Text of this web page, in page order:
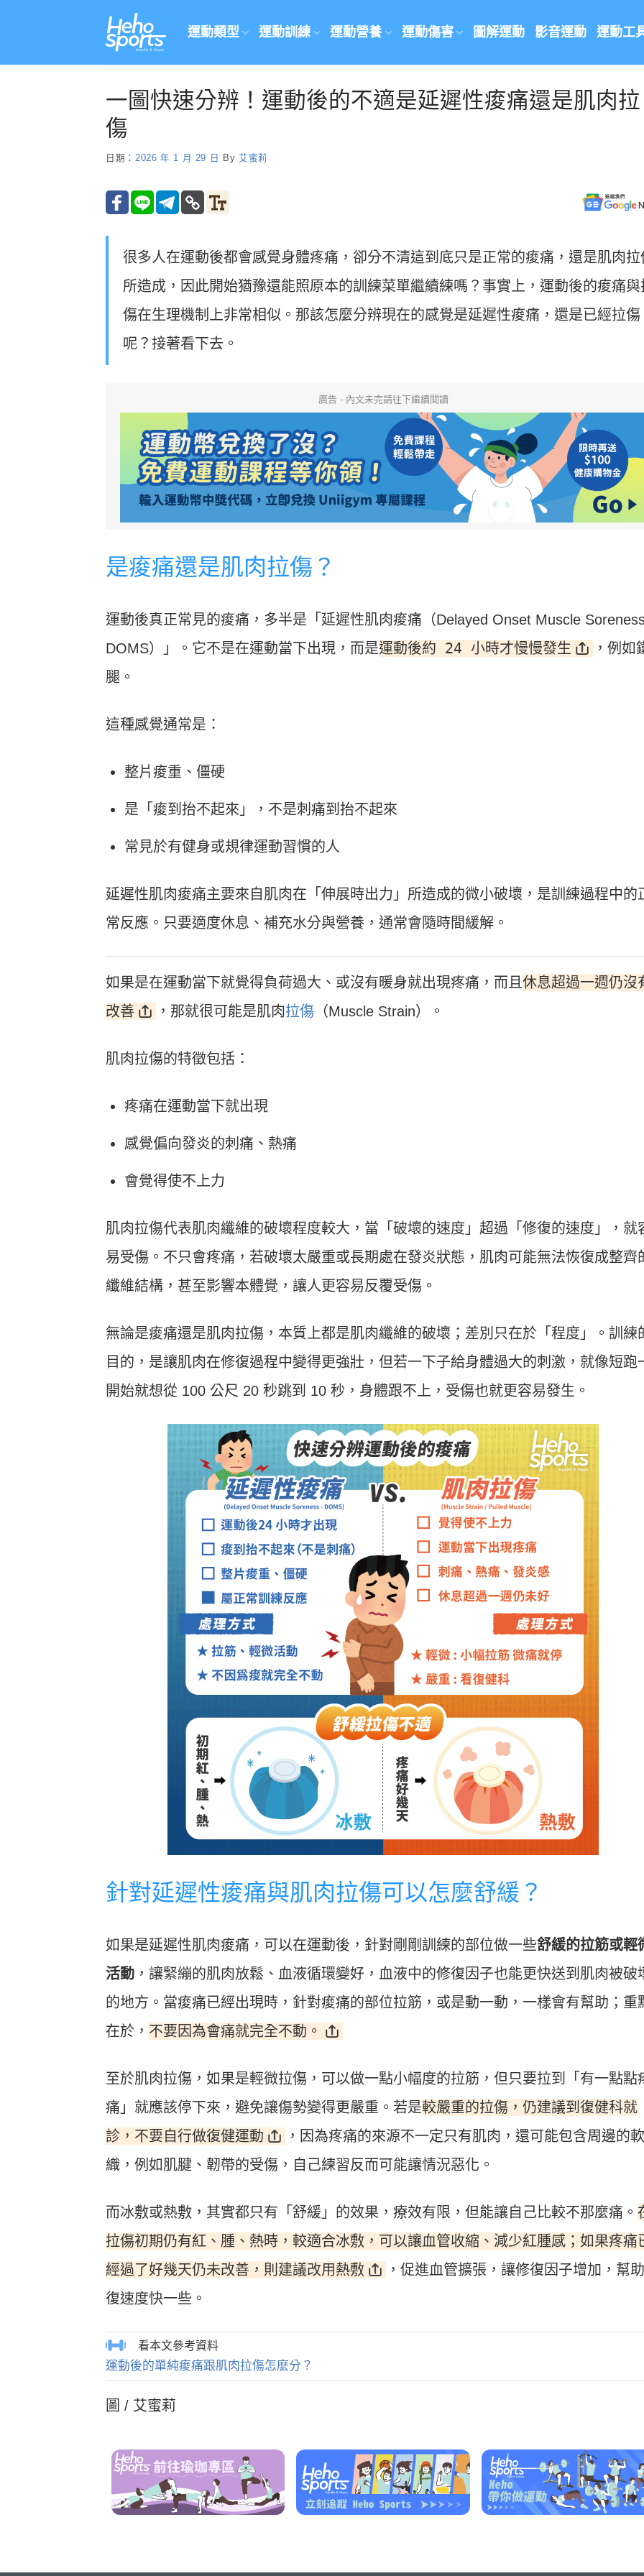
運動類型 運動訓練 運動營養 運動傷害 圖解運動 影音運動 運動工
一圖快速分辨！運動後的不適是延遲性痠痛還是肌肉拉
傷
日期： 2026 年 1 月 29 日 By 艾蜜莉
很多人在運動後都會感覺身體疼痛，卻分不清這到底只是正常的痠痛，還是肌肉拉
所造成，因此開始猶豫還能照原本的訓練菜單繼續練嗎？事實上，運動後的痠痛與
傷在生理機制上非常相似。那該怎麼分辨現在的感覺是延遲性痠痛，還是已經拉傷
呢？接著看下去。
廣告 - 內文未完請往下繼續閱讀
是痠痛還是肌肉拉傷？
運動後真正常見的痠痛，多半是「延遲性肌肉痠痛（Delayed Onset Muscle
DOMS）」。它不是在運動當下出現，而是運動後約 24 小時才慢慢發生
，例如
腿。
這種感覺通常是：
整片痠重、僵硬
是「痠到抬不起來」，不是刺痛到抬不起來
常見於有健身或規律運動習慣的人
延遲性肌肉痠痛主要來自肌肉在「伸展時出力」所造成的微小破壞，是訓練過程中的
常反應。只要適度休息、補充水分與營養，通常會隨時間緩解。
如果是在運動當下就覺得負荷過大、或沒有暖身就出現疼痛，而且 休息超過一週仍沒
改善
，那就很可能是肌肉拉傷 （Muscle Strain）。
肌肉拉傷的特徵包括：
疼痛在運動當下就出現
感覺偏向發炎的刺痛、熱痛
會覺得使不上力
肌肉拉傷代表肌肉纖維的破壞程度較大，當「破壞的速度」超過「修復的速度」，就
易受傷。不只會疼痛，若破壞太嚴重或長期處在發炎狀態，肌肉可能無法恢復成整齊
纖維結構，甚至影響本體覺，讓人更容易反覆受傷。
無論是痠痛還是肌肉拉傷，本質上都是肌肉纖維的破壞；差別只在於「程度」。訓練
目的，是讓肌肉在修復過程中變得更強壯，但若一下子給身體過大的刺激，就像短跑
開始就想從 100 公尺 20 秒跳到 10 秒，身體跟不上，受傷也就更容易發生。
針對延遲性痠痛與肌肉拉傷可以怎麼舒緩？
如果是延遲性肌肉痠痛，可以在運動後，針對剛剛訓練的部位做一些舒緩的拉筋或輕
活動 ，讓緊繃的肌肉放鬆、血液循環變好，血液中的修復因子也能更快送到肌肉被破
的地方。當痠痛已經出現時，針對痠痛的部位拉筋，或是動一動，一樣會有幫助；重
在於， 不要因為會痛就完全不動。
至於肌肉拉傷，如果是輕微拉傷，可以做一點小幅度的拉筋，但只要拉到「有一點點
痛」就應該停下來，避免讓傷勢變得更嚴重。若是較嚴重的拉傷，仍建議到復健科就
診，不要自行做復健運動
，因為疼痛的來源不一定只有肌肉，還可能包含周邊的
織，例如肌腱、韌帶的受傷，自己練習反而可能讓情況惡化。
而冰敷或熱敷，其實都只有「舒緩」的效果，療效有限，但能讓自己比較不那麼痛。
拉傷初期仍有紅、腫、熱時，較適合冰敷，可以讓血管收縮、減少紅腫感；如果疼痛
經過了好幾天仍未改善，則建議改用熱敷
，促進血管擴張，讓修復因子增加，幫
復速度快一些。
運動後的單純痠痛跟肌肉拉傷怎麼分？
圖 / 艾蜜莉
人教練像計程車、精準直達目標
證」逾千家企業響應
康？國健署點名「運動科技」